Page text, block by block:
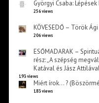
Györgyi Csaba:
256 views
KÖVESEDŐ – Török
206 views
ESŐMADARAK –
rész: „A szépség
Katával és Jász
193 views
Miért írok… ?
183 views